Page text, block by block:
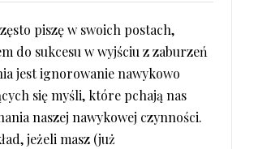
piszę w swoich postach,
do sukcesu w wyjściu z zaburzeń
jest ignorowanie nawykowo
się myśli, które pchają nas
naszej nawykowej czynności.
jeżeli masz (już